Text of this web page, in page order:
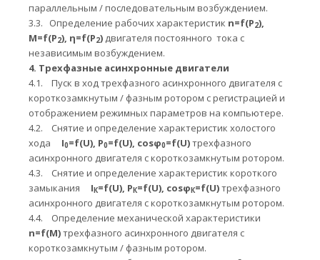
параллельным / последовательным возбуждением.
3.3.
Определение рабочих характеристик n=f(P2),
M=f(P2), η=f(P2) двигателя постоянного тока с
независимым возбуждением.
4. Трехфазные асинхронные двигатели
4.1.
Пуск в ход трехфазного асинхронного двигателя с
короткозамкнутым / фазным ротором с регистрацией и
отображением режимных параметров на компьютере.
4.2.
Снятие и определение характеристик холостого
хода I0=f(U), Р0=f(U), cosφ0=f(U)трехфазного
асинхронного двигателя с короткозамкнутым ротором.
4.3.
Снятие и определение характеристик короткого
замыкания I К=f(U), Р К=f(U), cosφ К=f(U)трехфазного
асинхронного двигателя с короткозамкнутым ротором.
4.4.
Определение механической характеристики
n=f(M)трехфазного асинхронного двигателя с
короткозамкнутым / фазным ротором.